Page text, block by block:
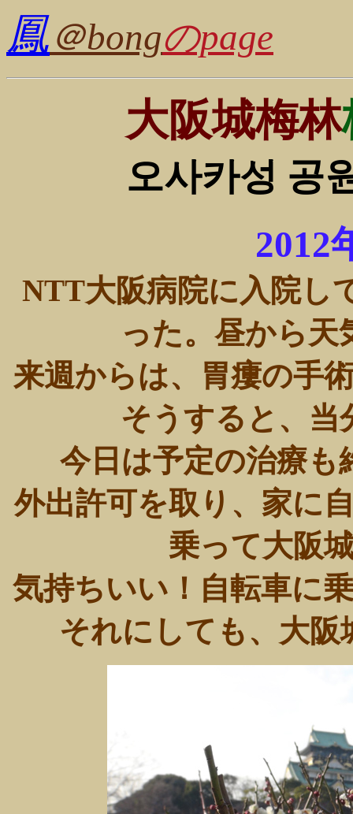
鳳＠bongのpage
大阪城梅林
오사카성 공
2012
NTT大阪病院に入院し
った。昼から天
来週からは、胃瘻の手
そうすると、当
今日は予定の治療も
外出許可を取り、家に
乗って大阪
気持ちいい！自転車に
それにしても、大